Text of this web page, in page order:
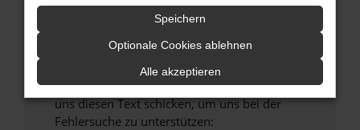
unterstützt werden.
Wenn du alle oben genannten Schritte versucht
hast, kontaktiere uns bitte. Wir werden
versuchen, das Problem zu beheben. Du kannst
uns diesen Text schicken, um uns bei der
Fehlersuche zu unterstützen:
Speichern
Optionale Cookies ablehnen
Alle akzeptieren